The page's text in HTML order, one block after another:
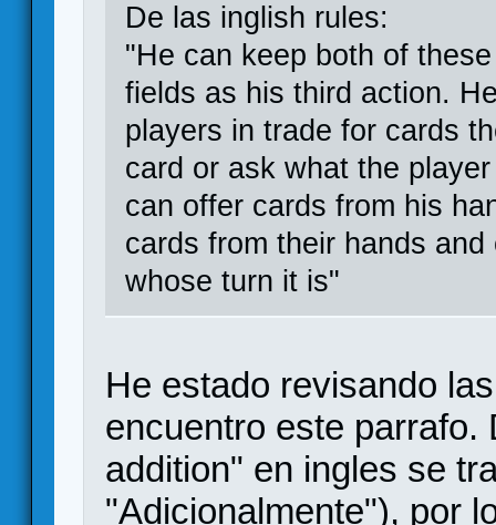
De las inglish rules:
"He can keep both of
fields as his third action.
players in trade for cards
card or ask what the
can offer cards from his
cards from their hands
whose turn it is"
He estado revisando
encuentro este parrafo.
addition" en ingles se
"Adicionalmente"), por